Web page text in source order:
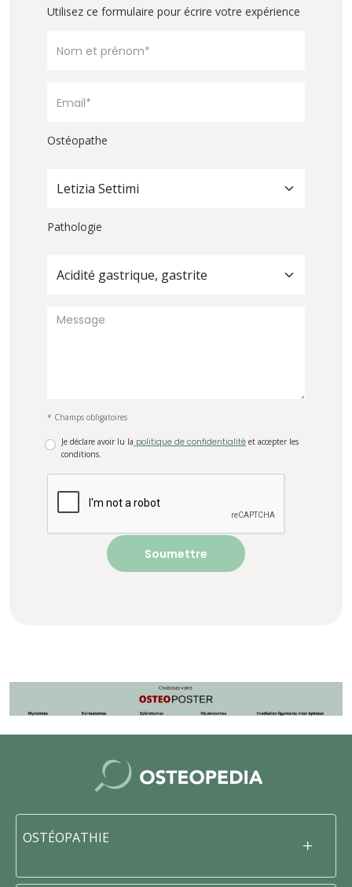
Utilisez ce formulaire pour écrire votre expérience
Ostéopathe
Letizia Settimi
Pathologie
Acidité gastrique, gastrite
* Champs obligatoires
Je déclare avoir lu la politique de confidentialité et accepter les
conditions.
OSTÉOPATHIE